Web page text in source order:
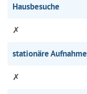
Hausbesuche
✗
stationäre Aufnahme
✗